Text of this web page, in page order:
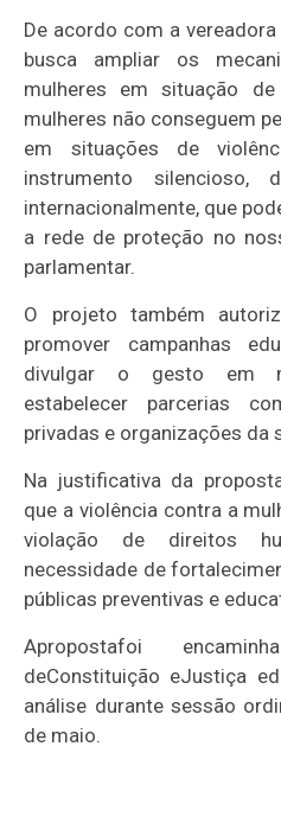
De acordo com a
busca ampliar os
mulheres em situação de
mulheres não conseguem
em situações de
instrumento silencioso,
internacionalmente, que
a rede de proteção no
parlamentar.
O projeto também
promover campanhas
divulgar o gesto em
estabelecer parcerias
privadas e organizações da
Na justificativa da
que a violência contra a
violação de direitos
necessidade de
públicas preventivas e
Apropostafoi
deConstituição eJustiça
análise durante sessão
de maio.